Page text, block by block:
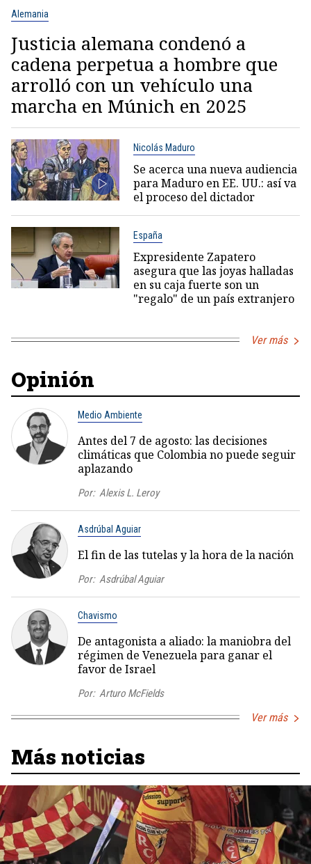
Alemania
Justicia alemana condenó a
cadena perpetua a hombre que
arrolló con un vehículo una
marcha en Múnich en 2025
Nicolás Maduro
Se acerca una nueva audiencia
para Maduro en EE. UU.: así va
el proceso del dictador
España
Expresidente Zapatero
asegura que las joyas halladas
en su caja fuerte son un
"regalo" de un país extranjero
Ver más
Opinión
Medio Ambiente
Antes del 7 de agosto: las decisiones
climáticas que Colombia no puede seguir
aplazando
Por: Alexis L. Leroy
Asdrúbal Aguiar
El fin de las tutelas y la hora de la nación
Por: Asdrúbal Aguiar
Chavismo
De antagonista a aliado: la maniobra del
régimen de Venezuela para ganar el
favor de Israel
Por: Arturo McFields
Ver más
Más noticias